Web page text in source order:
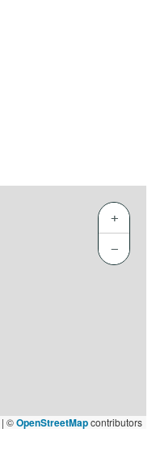
+
−
| ©OpenStreetMapcontributors